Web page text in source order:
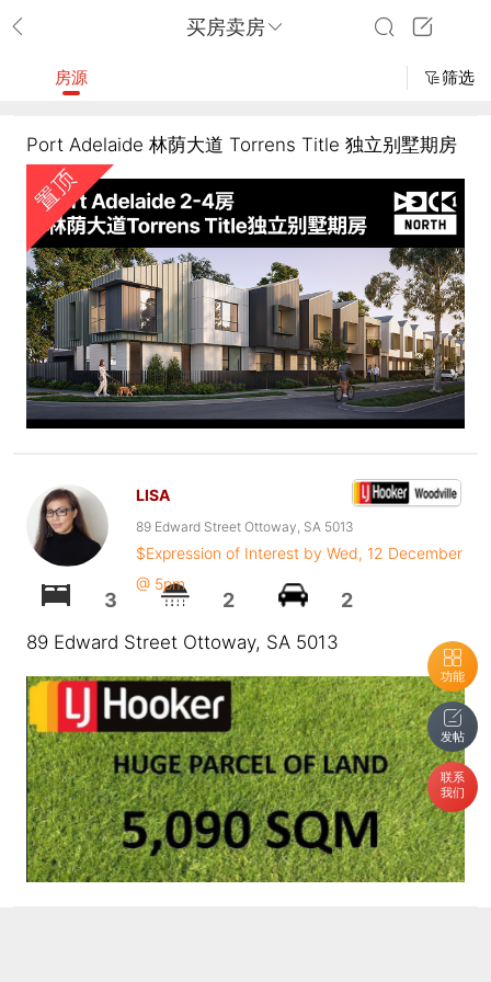
买房卖房
功能
发帖
联系
我们
房源 筛选
Port Adelaide 林荫大道 Torrens Title 独立别墅期房
LISA
89 Edward Street Ottoway, SA 5013
$Expression of Interest by Wed, 12 December
@ 5pm
3 2 2
89 Edward Street Ottoway, SA 5013